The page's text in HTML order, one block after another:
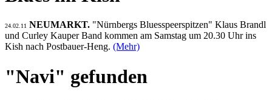
24.02.11 NEUMARKT. "Nürnbergs Bluesspeerspitzen" Klaus Brandl
und Curley Kauper Band kommen am Samstag um 20.30 Uhr ins
Kish nach Postbauer-Heng. (Mehr)
"Navi" gefunden